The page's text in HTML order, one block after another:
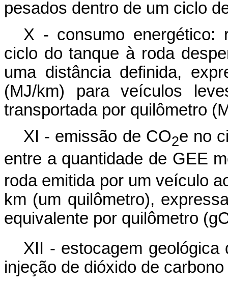
pesados dentro de um ciclo
X - consumo energético:
ciclo do tanque à roda
uma distância definida,
(MJ/km) para veículos
transportada por quilômetro
XI - emissão de CO2e no
entre a quantidade de GEE
roda emitida por um veículo
km (um quilômetro),
equivalente por quilômetro
XII - estocagem
injeção de dióxido de